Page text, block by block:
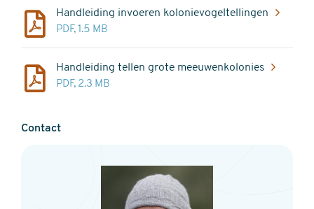
Handleiding invoeren kolonievogeltellingen
PDF, 1.5 MB
Handleiding tellen grote meeuwenkolonies
PDF, 2.3 MB
Contact